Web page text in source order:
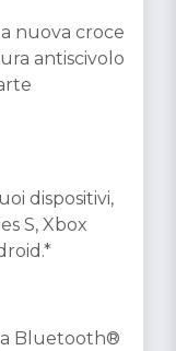
nuova croce
antiscivolo
dispositivi,
S, Xbox
Bluetooth®